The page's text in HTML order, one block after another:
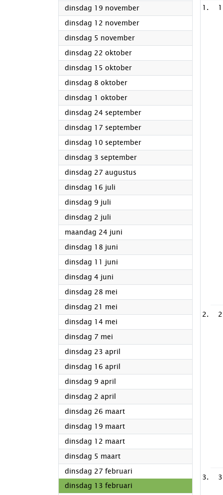
dinsdag 19 november2024
dinsdag 12 november2024
dinsdag 5 november2024
dinsdag 22 oktober2024
dinsdag 15 oktober2024
dinsdag 8 oktober2024
dinsdag 1 oktober2024
dinsdag 24 september2024
dinsdag 17 september2024
dinsdag 10 september2024
dinsdag 3 september2024
dinsdag 27 augustus
dinsdag 16 juli
dinsdag 9 juli
dinsdag 2 juli
maandag 24 juni
dinsdag 18 juni
dinsdag 11 juni
dinsdag 4 juni
dinsdag 28 mei
dinsdag 21 mei
dinsdag 14 mei
dinsdag 7 mei
dinsdag 23 april
dinsdag 16 april
dinsdag 9 april
dinsdag 2 april
dinsdag 26 maart2024
dinsdag 19 maart2024
dinsdag 12 maart2024
dinsdag 5 maart2024
dinsdag 27 februari
dinsdag 13 februari
1
2
3